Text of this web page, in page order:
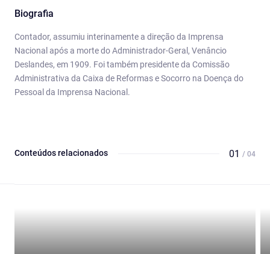
Biografia
Contador, assumiu interinamente a direção da Imprensa
Nacional após a morte do Administrador-Geral, Venâncio
Deslandes, em 1909. Foi também presidente da Comissão
Administrativa da Caixa de Reformas e Socorro na Doença do
Pessoal da Imprensa Nacional.
Conteúdos relacionados 01 / 04